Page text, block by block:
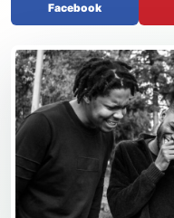
Facebook